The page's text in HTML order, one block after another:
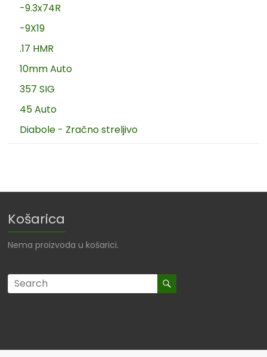
-9.3x74R
-9X19
.17 HMR
10mm Auto
357 SIG
45 Auto
Diabole - Zračno streljivo
Košarica
Nema proizvoda u košarici.